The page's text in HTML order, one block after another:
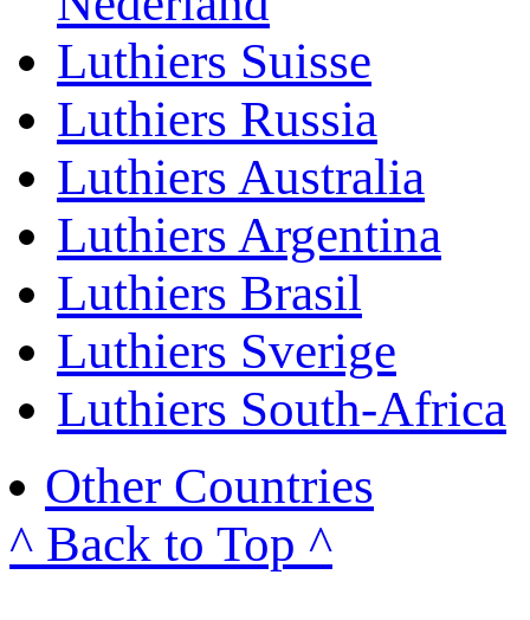
Luthiers Suisse
Luthiers Russia
Luthiers Australia
Luthiers Argentina
Luthiers Brasil
Luthiers Sverige
Luthiers South-Africa
Other Countries
^ Back to Top ^